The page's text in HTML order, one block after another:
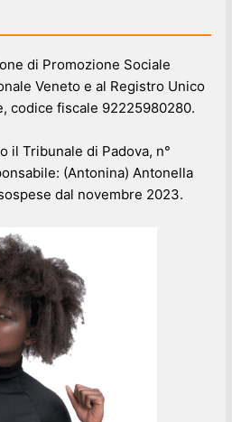
di Promozione Sociale
Veneto e al Registro Unico
codice fiscale 92225980280.
il Tribunale di Padova, n°
(Antonina) Antonella
dal novembre 2023.